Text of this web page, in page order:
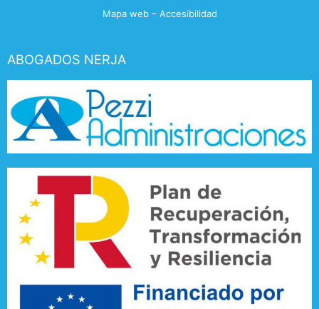
Mapa web– Accesibilidad
ABOGADOS NERJA